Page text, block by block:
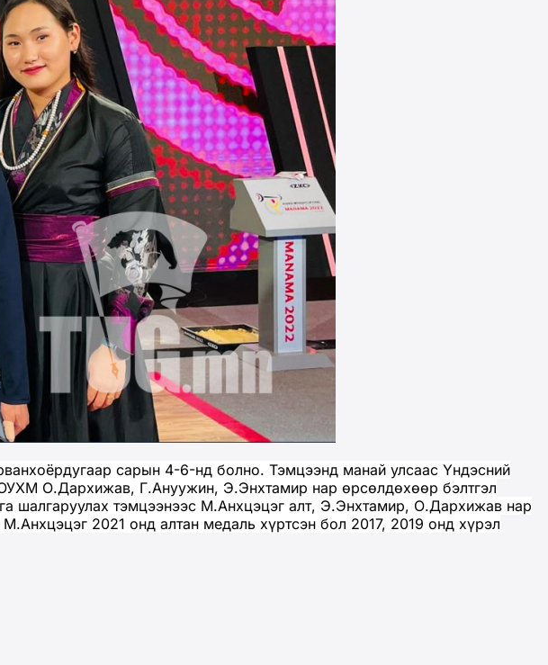
сарын 4-6-нд болно. Тэмцээнд манай улсаас Үндэсний
О.Дархижав, Г.Ануужин, Э.Энхтамир нар өрсөлдөхөөр бэлтгэл
шалгаруулах тэмцээнээс М.Анхцэцэг алт, Э.Энхтамир, О.Дархижав нар
2021 онд алтан медаль хүртсэн бол 2017, 2019 онд хүрэл